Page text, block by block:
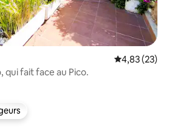
Évaluation
4,83 (23)
qui fait face au Pico.